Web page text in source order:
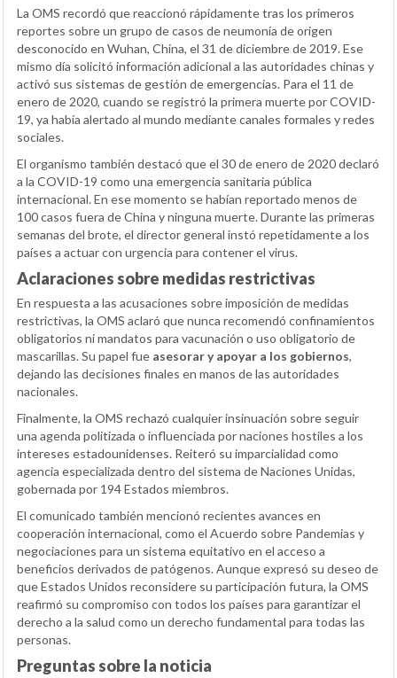
La OMS recordó que reaccionó rápidamente tras los primeros
reportes sobre un grupo de casos de neumonía de origen
desconocido en Wuhan, China, el 31 de diciembre de 2019. Ese
mismo día solicitó información adicional a las autoridades chinas y
activó sus sistemas de gestión de emergencias. Para el 11 de
enero de 2020, cuando se registró la primera muerte por COVID-
19, ya había alertado al mundo mediante canales formales y redes
sociales.
El organismo también destacó que el 30 de enero de 2020 declaró
a la COVID-19 como una emergencia sanitaria pública
internacional. En ese momento se habían reportado menos de
100 casos fuera de China y ninguna muerte. Durante las primeras
semanas del brote, el director general instó repetidamente a los
países a actuar con urgencia para contener el virus.
Aclaraciones sobre medidas restrictivas
En respuesta a las acusaciones sobre imposición de medidas
restrictivas, la OMS aclaró que nunca recomendó confinamientos
obligatorios ni mandatos para vacunación o uso obligatorio de
mascarillas. Su papel fue asesorar y apoyar a los gobiernos,
dejando las decisiones finales en manos de las autoridades
nacionales.
Finalmente, la OMS rechazó cualquier insinuación sobre seguir
una agenda politizada o influenciada por naciones hostiles a los
intereses estadounidenses. Reiteró su imparcialidad como
agencia especializada dentro del sistema de Naciones Unidas,
gobernada por 194 Estados miembros.
El comunicado también mencionó recientes avances en
cooperación internacional, como el Acuerdo sobre Pandemias y
negociaciones para un sistema equitativo en el acceso a
beneficios derivados de patógenos. Aunque expresó su deseo de
que Estados Unidos reconsidere su participación futura, la OMS
reafirmó su compromiso con todos los países para garantizar el
derecho a la salud como un derecho fundamental para todas las
personas.
Preguntas sobre la noticia